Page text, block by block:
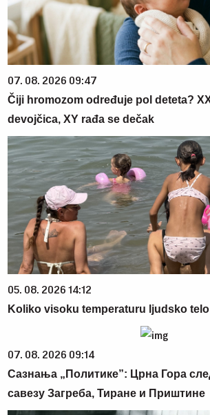
07. 08. 2026 09:47
Čiji hromozom određuje pol deteta?
devojčica, XY rađa se dečak
05. 08. 2026 14:12
Koliko visoku temperaturu ljudsko
07. 08. 2026 09:14
Сазнања „Политике”: Црна Гора
савезу Загреба, Тиране и Приштине